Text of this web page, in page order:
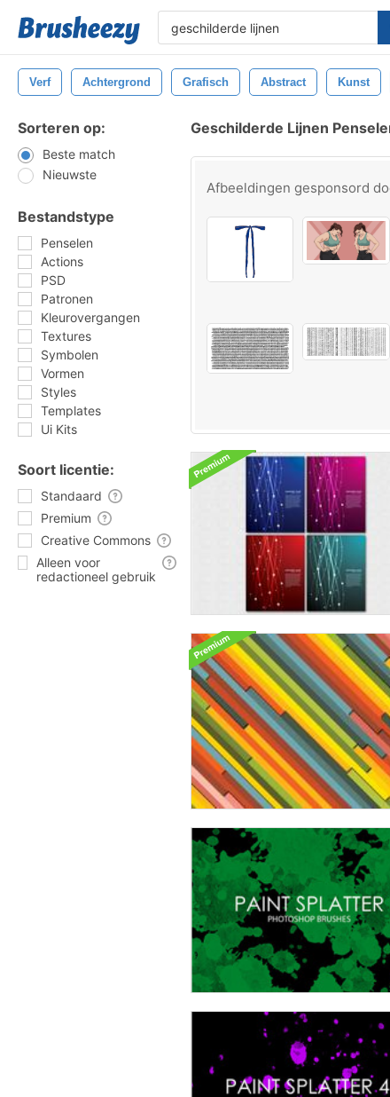
Verf Achtergrond Grafisch Abstract Kunst
Sorteren op:
Beste match
Nieuwste
Bestandstype
Penselen
Actions
PSD
Patronen
Kleurovergangen
Textures
Symbolen
Vormen
Styles
Templates
Ui Kits
Soort licentie:
Standaard
Premium
Creative Commons
Alleen voor
redactioneel gebruik
Geschilderde Lijnen
Afbeeldingen gesponsord